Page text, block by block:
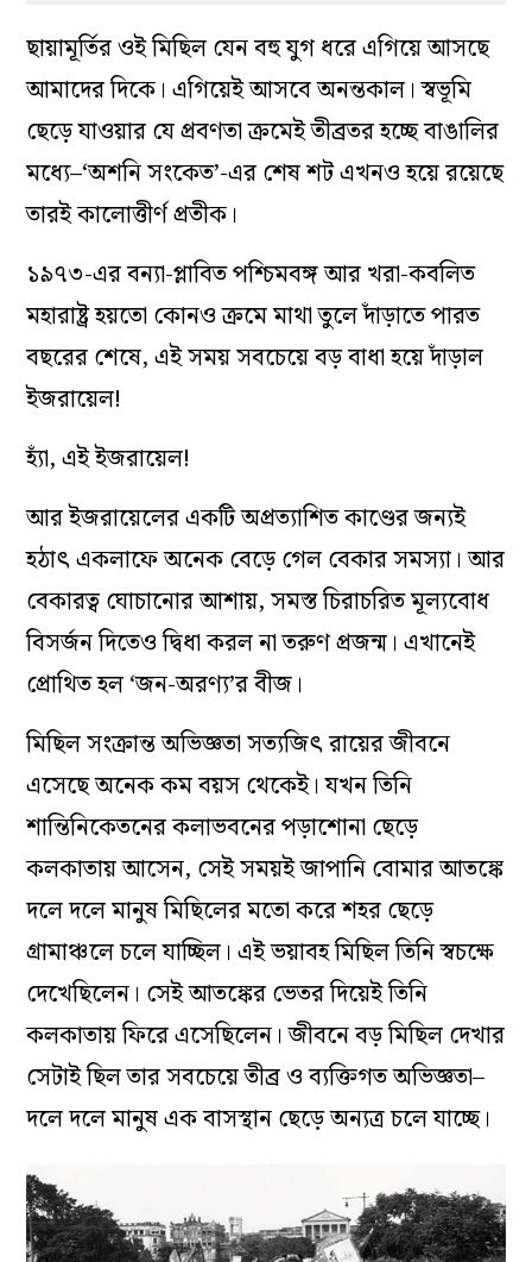
ছায়ামূর্তির ওই মিছিল যেন বহু যুগ ধরে এগিয়ে আসছে
আমাদের দিকে। এগিয়েই আসবে অনন্তকাল। স্বভূমি
ছেড়ে যাওয়ার যে প্রবণতা ক্রমেই তীব্রতর হচ্ছে বাঙালির
মধ্যে–‘অশনি সংকেত’-এর শেষ শট এখনও হয়ে রয়েছে
তারই কালোত্তীর্ণ প্রতীক।
১৯৭৩-এর বন্যা-প্লাবিত পশ্চিমবঙ্গ আর খরা-কবলিত
মহারাষ্ট্র হয়তো কোনও ক্রমে মাথা তুলে দাঁড়াতে পারত
বছরের শেষে, এই সময় সবচেয়ে বড় বাধা হয়ে দাঁড়াল
ইজরায়েল!
হ্যাঁ, এই ইজরায়েল!
আর ইজরায়েলের একটি অপ্রত্যাশিত কাণ্ডের জন্যই
হঠাৎ একলাফে অনেক বেড়ে গেল বেকার সমস্যা। আর
বেকারত্ব ঘোচানোর আশায়, সমস্ত চিরাচরিত মূল্যবোধ
বিসর্জন দিতেও দ্বিধা করল না তরুণ প্রজন্ম। এখানেই
প্রোথিত হল ‘জন-অরণ্য’র বীজ।
মিছিল সংক্রান্ত অভিজ্ঞতা সত্যজিৎ রায়ের জীবনে
এসেছে অনেক কম বয়স থেকেই। যখন তিনি
শান্তিনিকেতনের কলাভবনের পড়াশোনা ছেড়ে
কলকাতায় আসেন, সেই সময়ই জাপানি বোমার আতঙ্কে
দলে দলে মানুষ মিছিলের মতো করে শহর ছেড়ে
গ্রামাঞ্চলে চলে যাচ্ছিল। এই ভয়াবহ মিছিল তিনি স্বচক্ষে
দেখেছিলেন। সেই আতঙ্কের ভেতর দিয়েই তিনি
কলকাতায় ফিরে এসেছিলেন। জীবনে বড় মিছিল দেখার
সেটাই ছিল তার সবচেয়ে তীব্র ও ব্যক্তিগত অভিজ্ঞতা–
দলে দলে মানুষ এক বাসস্থান ছেড়ে অন্যত্র চলে যাচ্ছে।